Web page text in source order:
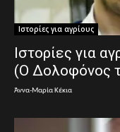
Ιστορίες για αγρίους
Ιστορίες για
(Ο Δολοφόνος
Άννα-Μαρία Κέκια